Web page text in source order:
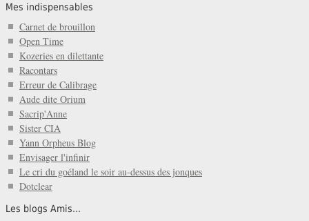
Mes indispensables
Carnet de brouillon
Open Time
Kozeries en dilettante
Racontars
Erreur de Calibrage
Aude dite Orium
Sacrip'Anne
Sister CIA
Yann Orpheus Blog
Envisager l'infinir
Le cri du goéland le soir au-dessus des jonques
Dotclear
Les blogs Amis...